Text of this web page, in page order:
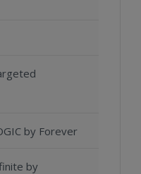
by Forever
by